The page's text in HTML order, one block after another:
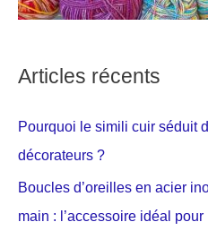
Articles récents
Pourquoi le simili cuir séduit
décorateurs ?
Boucles d’oreilles en acier
main : l’accessoire idéal